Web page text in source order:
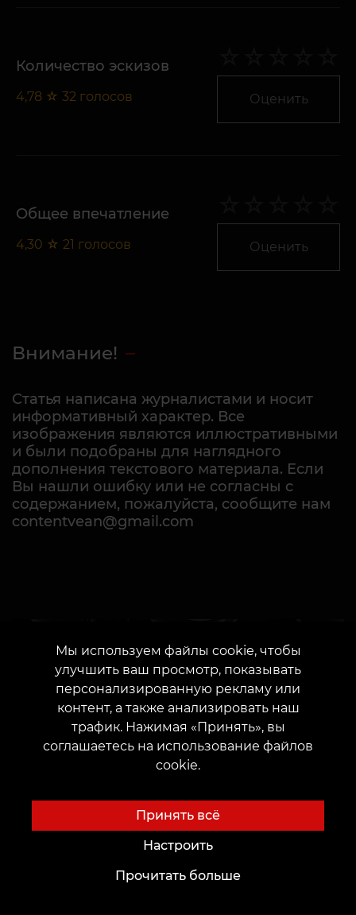
Количество эскизов
4,78 ☆ 32 голосов Оценить
Общее впечатление
4,30 ☆ 21 голосов Оценить
Внимание!
Статья написана журналистами и носит
информативный характер. Все
изображения являются иллюстративными
и были подобраны для наглядного
дополнения текстового материала. Если
Вы нашли ошибку или не согласны с
содержанием, пожалуйста, сообщите нам
contentvean@gmail.com
СВЯЗАТЬСЯ С НАМИ
ИЛИ
Мы используем файлы cookie, чтобы
улучшить ваш просмотр, показывать
персонализированную рекламу или
контент, а также анализировать наш
трафик. Нажимая «Принять», вы
соглашаетесь на использование файлов
cookie.
Принять всё
Настроить
Прочитать больше